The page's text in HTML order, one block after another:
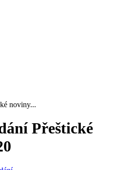
noviny...
Přeštické